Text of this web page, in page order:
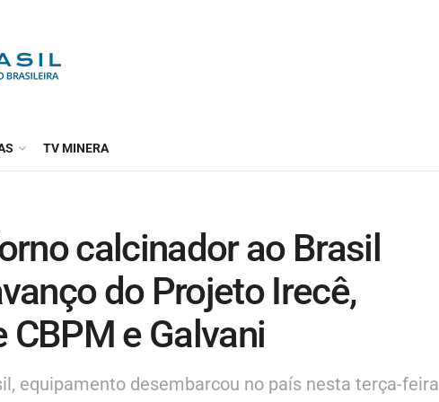
TV MINERA
calcinador ao Brasil
do Projeto Irecê,
e Galvani
equipamento desembarcou no país nesta terça-feira